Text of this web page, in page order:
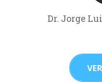
Dr. Jorge